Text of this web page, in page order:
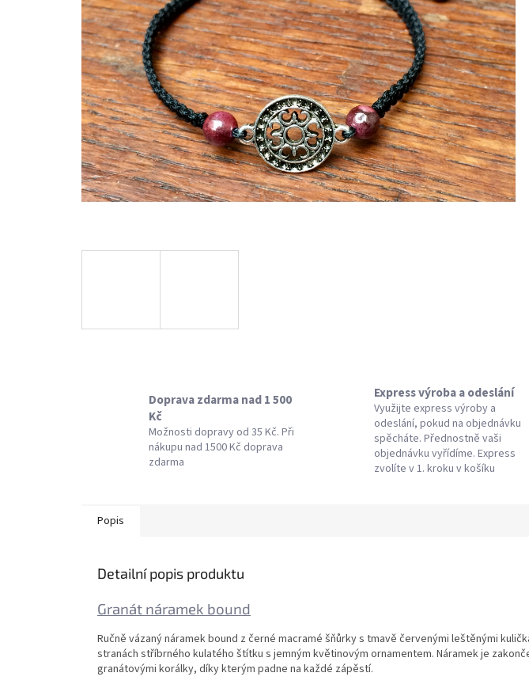
Doprava zdarma nad 1 500
Kč
Možnosti dopravy od 35 Kč. Při
nákupu nad 1500 Kč doprava
zdarma
Express výroba a odeslání
Využijte express výroby a
odeslání, pokud na objednávku
spěcháte. Přednostně vaši
objednávku vyřídíme. Express
zvolíte v 1. kroku v košíku
Popis
Detailní popis produktu
Granát náramek bound
Ručně vázaný náramek bound z černé macramé šňůrky s tmavě červenými leštěnými
stranách stříbrného kulatého štítku s jemným květinovým ornamentem. Náramek je
granátovými korálky, díky kterým padne na každé zápěstí.